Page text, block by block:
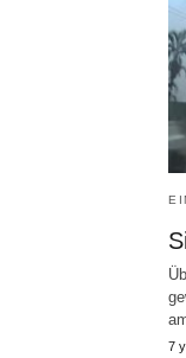
7